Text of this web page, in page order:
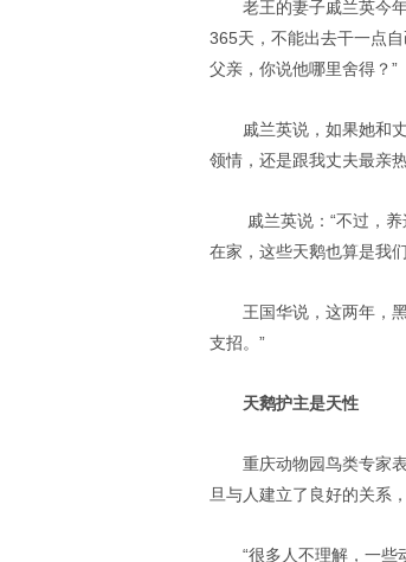
老王的妻子戚兰英今
365天，不能出去干一点
父亲，你说他哪里舍得？”
戚兰英说，如果她和
领情，还是跟我丈夫最亲
戚兰英说：“不过，
在家，这些天鹅也算是我
王国华说，这两年，
支招。”
天鹅护主是天性
重庆动物园鸟类专家
旦与人建立了良好的关系
“很多人不理解，一些